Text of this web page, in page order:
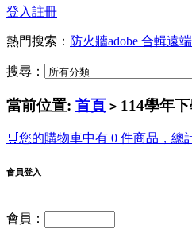
登入註冊
熱門搜索： 防火牆adobe 合輯遠
搜尋：
當前位置: 首頁 > 114學年
🛒您的購物車中有 0 件商品，總
會員登入
會員：